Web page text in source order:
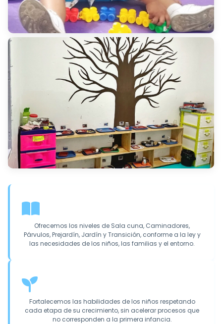
Ofrecemos los niveles de Sala cuna, Caminadores,
Párvulos, Prejardín, Jardín y Transición, conforme a la ley y
las necesidades de los niños, las familias y el entorno.
Fortalecemos las habilidades de los niños respetando
cada etapa de su crecimiento, sin acelerar procesos que
no corresponden a la primera infancia.